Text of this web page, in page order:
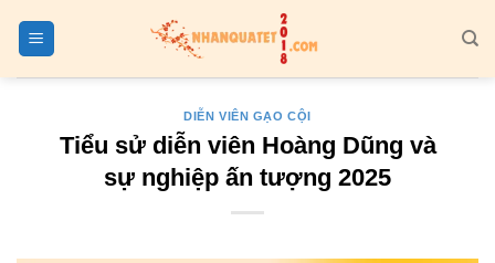
qua
DIỄN VIÊN GẠO CỘI
Tiểu sử diễn viên Hoàng Dũng và
sự nghiệp ấn tượng 2025